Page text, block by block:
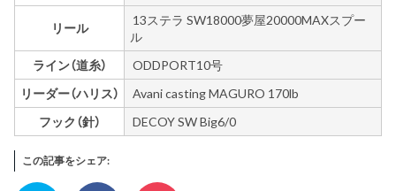
リール
13ステラ SW18000夢屋20000MAXスプー
ル
ライン（道糸）
ODDPORT10号
リーダー（ハリス）
Avani casting MAGURO 170lb
フック（針）
DECOY SW Big6/0
この記事をシェア: